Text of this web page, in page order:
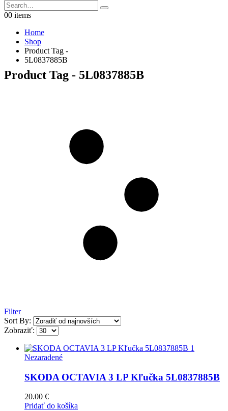
00 items
Home
Shop
Product Tag -
5L0837885B
Product Tag - 5L0837885B
Filter
Sort By:
Zobraziť:
Nezaradené
SKODA OCTAVIA 3 LP Kľučka 5L0837885B
20.00 €
Pridať do košíka